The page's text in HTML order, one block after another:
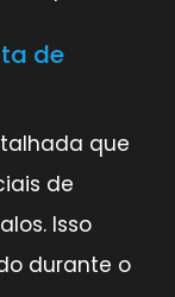
de
que
de
Isso
durante o